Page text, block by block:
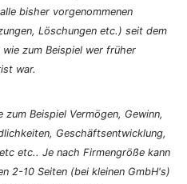
bisher vorgenommenen
Löschungen etc.) seit dem
zum Beispiel wer früher
war.
Beispiel Vermögen, Gewinn,
Geschäftsentwicklung,
etc.. Je nach Firmengröße kann
2-10 Seiten (bei kleinen GmbH's)